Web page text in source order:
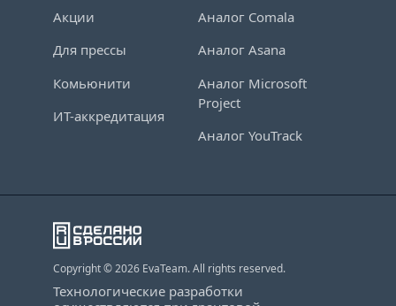
Акции
Для прессы
Комьюнити
ИТ-аккредитация
Аналог Comala
Аналог Asana
Аналог Microsoft
Project
Аналог YouTrack
Copyright © 2026 EvaTeam. All rights reserved.
Технологические разработки